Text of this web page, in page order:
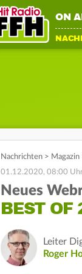
ON
Nachrichten > Magazin
01.12.2020, 08:00
Neues
BEST OF
Leiter
Roger